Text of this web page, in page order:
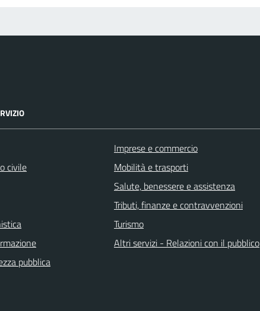
civile
pubblica
Imprese e commercio
Mobilità e trasporti
Salute, benessere e assistenza
Tributi, finanze e contravvenzioni
Turismo
Altri servizi - Relazioni con il pubblico